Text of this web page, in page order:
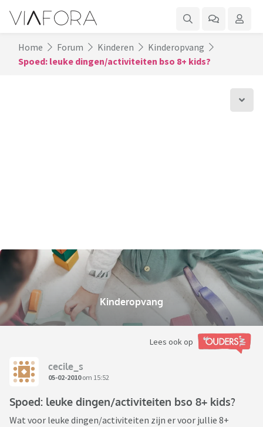
Home Forum Kinderen
Kinderopvang
Spoed: leuke dingen/activiteiten bso 8+ kids?
Kinderopvang
Lees ook op
cecile_s
05-02-2010om 15:52
Spoed: leuke dingen/activiteiten bso 8+ kids?
Wat voor leuke dingen/activiteiten zijn er voor jullie 8+